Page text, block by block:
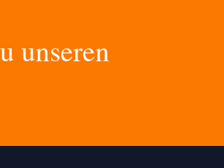
unseren